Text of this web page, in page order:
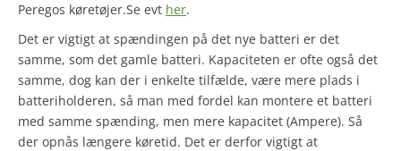
Peregos køretøjer.Se evt her.
Det er vigtigt at spændingen på det nye batteri er det
samme, som det gamle batteri. Kapaciteten er ofte også det
samme, dog kan der i enkelte tilfælde, være mere plads i
batteriholderen, så man med fordel kan montere et batteri
med samme spænding, men mere kapacitet (Ampere). Så
der opnås længere køretid. Det er derfor vigtigt at